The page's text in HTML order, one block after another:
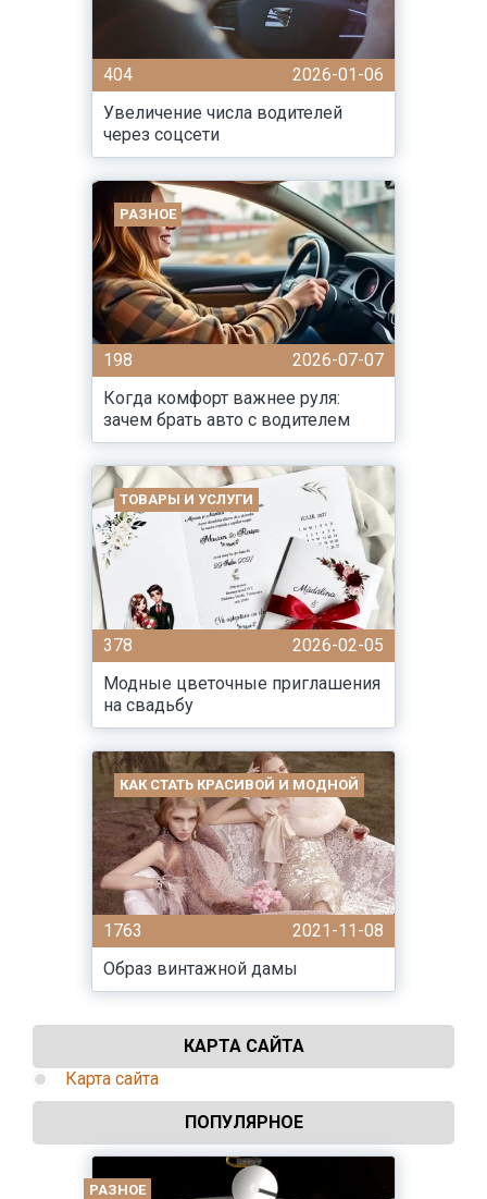
404
2026-01-06
Увеличение числа водителей
через соцсети
РАЗНОЕ
198
2026-07-07
Когда комфорт важнее руля:
зачем брать авто с водителем
ТОВАРЫ И УСЛУГИ
378
2026-02-05
Модные цветочные приглашения
на свадьбу
КАК СТАТЬ КРАСИВОЙ И МОДНОЙ
1763
2021-11-08
Образ винтажной дамы
КАРТА САЙТА
Карта сайта
ПОПУЛЯРНОЕ
РАЗНОЕ